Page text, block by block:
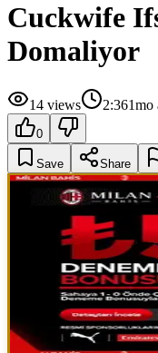
Cuckwife
Domaliyor
14 views 2:361mo
0
Save Share